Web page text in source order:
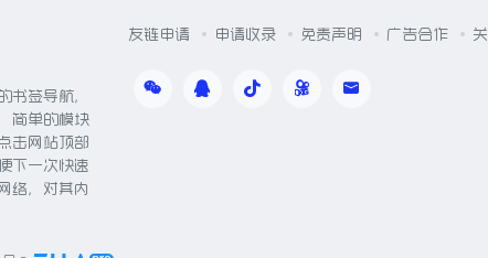
书签导航，
简单的模块
击网站顶部
下一次快速
络，对其内
友链申请 申请收录 免责声明 广告合作